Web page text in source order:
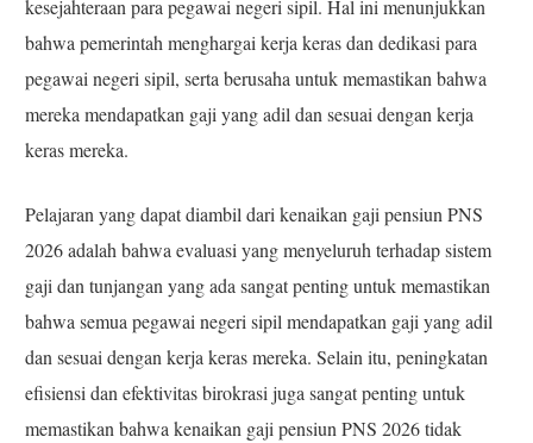
kesejahteraan para pegawai negeri sipil. Hal ini menunjukkan
bahwa pemerintah menghargai kerja keras dan dedikasi para
pegawai negeri sipil, serta berusaha untuk memastikan bahwa
mereka mendapatkan gaji yang adil dan sesuai dengan kerja
keras mereka.
Pelajaran yang dapat diambil dari kenaikan gaji pensiun PNS
2026 adalah bahwa evaluasi yang menyeluruh terhadap sistem
gaji dan tunjangan yang ada sangat penting untuk memastikan
bahwa semua pegawai negeri sipil mendapatkan gaji yang adil
dan sesuai dengan kerja keras mereka. Selain itu, peningkatan
efisiensi dan efektivitas birokrasi juga sangat penting untuk
memastikan bahwa kenaikan gaji pensiun PNS 2026 tidak